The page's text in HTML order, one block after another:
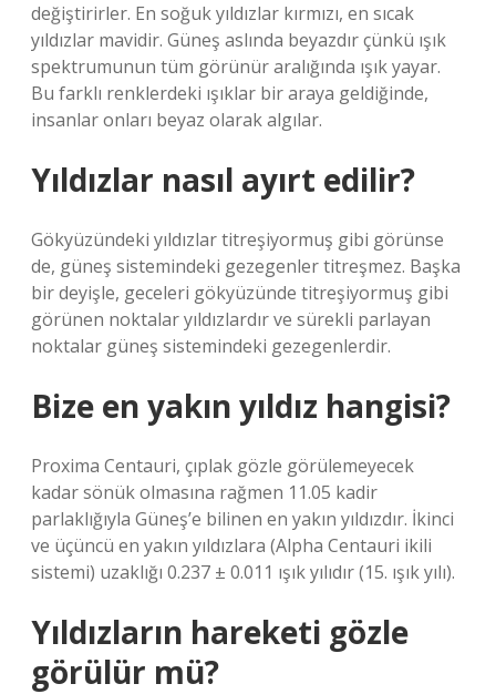
değiştirirler. En soğuk yıldızlar kırmızı, en sıcak
yıldızlar mavidir. Güneş aslında beyazdır çünkü ışık
spektrumunun tüm görünür aralığında ışık yayar.
Bu farklı renklerdeki ışıklar bir araya geldiğinde,
insanlar onları beyaz olarak algılar.
Yıldızlar nasıl ayırt edilir?
Gökyüzündeki yıldızlar titreşiyormuş gibi görünse
de, güneş sistemindeki gezegenler titreşmez. Başka
bir deyişle, geceleri gökyüzünde titreşiyormuş gibi
görünen noktalar yıldızlardır ve sürekli parlayan
noktalar güneş sistemindeki gezegenlerdir.
Bize en yakın yıldız hangisi?
Proxima Centauri, çıplak gözle görülemeyecek
kadar sönük olmasına rağmen 11.05 kadir
parlaklığıyla Güneş’e bilinen en yakın yıldızdır. İkinci
ve üçüncü en yakın yıldızlara (Alpha Centauri ikili
sistemi) uzaklığı 0.237 ± 0.011 ışık yılıdır (15. ışık yılı).
Yıldızların hareketi gözle
görülür mü?